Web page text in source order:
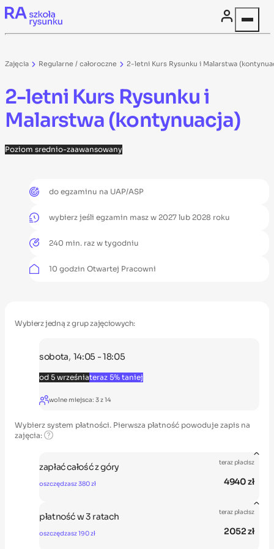
Skip to content
Zajęcia Regularne / całoroczne 2-letni Kurs Rysunku i Malarstwa
2-letni Kurs Rysunku i
Malarstwa (kontynuacja)
Poziom srednio-zaawansowany
do egzaminu na UAP/ASP
wybierz jeśli egzamin masz w 2027 lub 2028 roku
240 min. raz w tygodniu
10 godzin Otwartej Pracowni
Wybierz jedną z grup zajęciowych:
sobota, 14:05 - 18:05
od 5 wrześniateraz 5% taniej
wolne miejsca: 3z14
Wybierz system płatności. Pierwsza płatność powoduje zapis na
zajęcia:
zapłać całość z góry
oszczędzasz 380 zł
teraz płacisz
4940 zł
płatność w 3 ratach
oszczędzasz 190 zł
teraz płacisz
2052 zł